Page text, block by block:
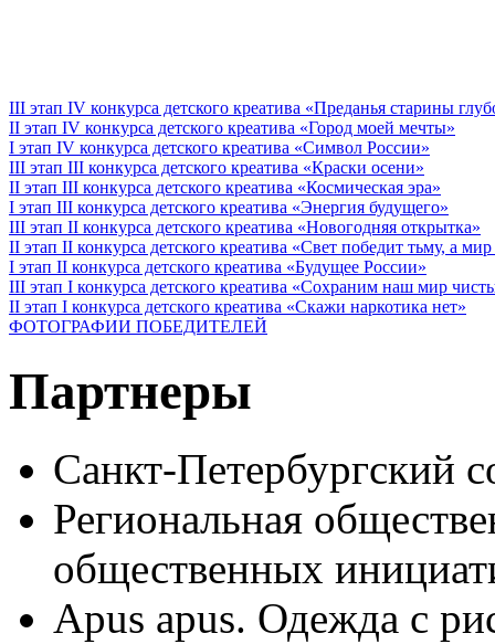
III этап IV конкурса детского креатива «Преданья старины
II этап IV конкурса детского креатива «Город моей мечты»
I этап IV конкурса детского креатива «Символ России»
III этап III конкурса детского креатива «Краски осени»
II этап III конкурса детского креатива «Космическая эра»
I этап III конкурса детского креатива «Энергия будущего»
III этап II конкурса детского креатива «Новогодняя открытка»
II этап II конкурса детского креатива «Свет победит тьму, а
I этап II конкурса детского креатива «Будущее России»
III этап I конкурса детского креатива «Сохраним наш мир
II этап I конкурса детского креатива «Скажи наркотика нет»
ФОТОГРАФИИ ПОБЕДИТЕЛЕЙ
Партнеры
Санкт-Петербургский
Региональная
общественных
Apus apus. Одежда с